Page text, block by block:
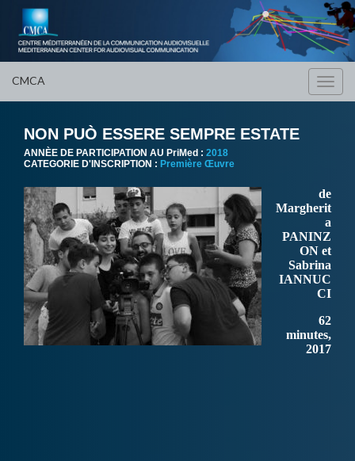
CMCA
NON PUÒ ESSERE SEMPRE ESTATE
ANNÈE DE PARTICIPATION AU PriMed : 2018
CATEGORIE D'INSCRIPTION : Première Œuvre
de
Margherit
a
PANINZ
ON et
Sabrina
IANNUC
CI
62
minutes,
2017